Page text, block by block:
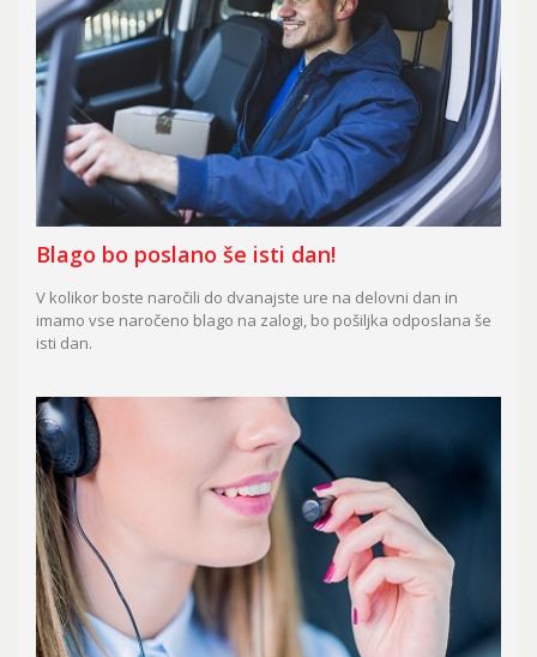
Blago bo poslano še isti dan!
V kolikor boste naročili do dvanajste ure na delovni dan in
imamo vse naročeno blago na zalogi, bo pošiljka odposlana še
isti dan.